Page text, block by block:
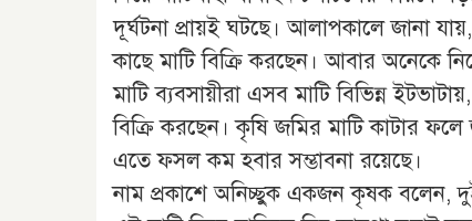
দূর্ঘটনা প্রায়ই ঘটছে। আলাপকালে জানা
কাছে মাটি বিক্রি করছেন। আবার অনেকে
মাটি ব্যবসায়ীরা এসব মাটি বিভিন্ন
বিক্রি করছেন। কৃষি জমির মাটি কাটার ফলে
এতে ফসল কম হবার সম্ভাবনা রয়েছে।
নাম প্রকাশে অনিচ্ছুক একজন কৃষক বলেন,